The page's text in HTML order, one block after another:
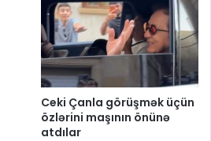
Ceki Çanla görüşmək üçün
özlərini maşının önünə
atdılar